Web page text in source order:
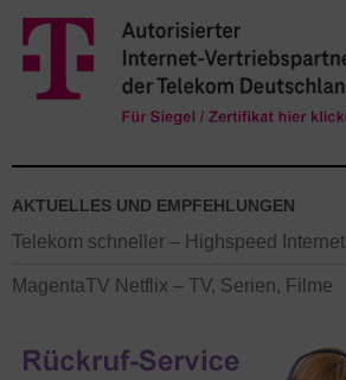
AKTUELLES UND EMPFEHLUNGEN
Telekom schneller – Highspeed Internet
MagentaTV Netflix – TV, Serien, Filme